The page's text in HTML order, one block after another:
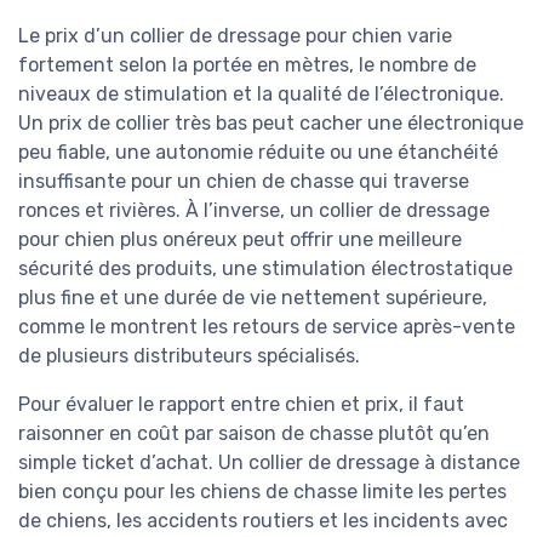
Le prix d’un collier de dressage pour chien varie
fortement selon la portée en mètres, le nombre de
niveaux de stimulation et la qualité de l’électronique.
Un prix de collier très bas peut cacher une électronique
peu fiable, une autonomie réduite ou une étanchéité
insuffisante pour un chien de chasse qui traverse
ronces et rivières. À l’inverse, un collier de dressage
pour chien plus onéreux peut offrir une meilleure
sécurité des produits, une stimulation électrostatique
plus fine et une durée de vie nettement supérieure,
comme le montrent les retours de service après-vente
de plusieurs distributeurs spécialisés.
Pour évaluer le rapport entre chien et prix, il faut
raisonner en coût par saison de chasse plutôt qu’en
simple ticket d’achat. Un collier de dressage à distance
bien conçu pour les chiens de chasse limite les pertes
de chiens, les accidents routiers et les incidents avec